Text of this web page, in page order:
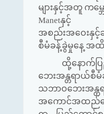
များနှင့်အတူ ကမ္ဘ
Manetနှင့် တွေ့ဆုံ
အစည်းအဝေးနှင့်
စီမံခန့်ခွဲမှုနေ့ အ
ထို့နောက်ပ
ဘေးအန္တရာယ်
သဘာဝဘေးအန္တ
အကောင်အထည်ဖေ